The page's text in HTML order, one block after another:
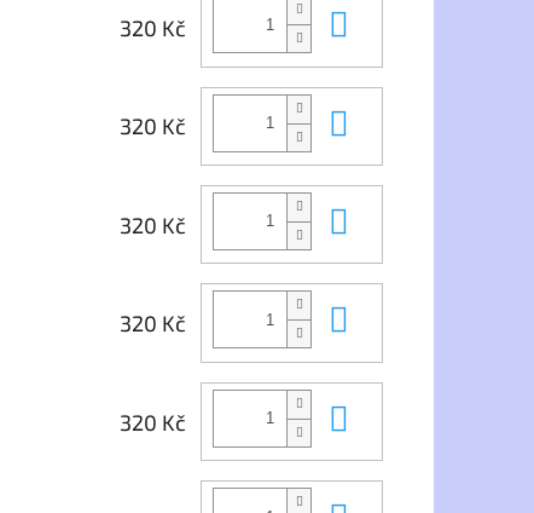
320 Kč
320 Kč
320 Kč
320 Kč
320 Kč